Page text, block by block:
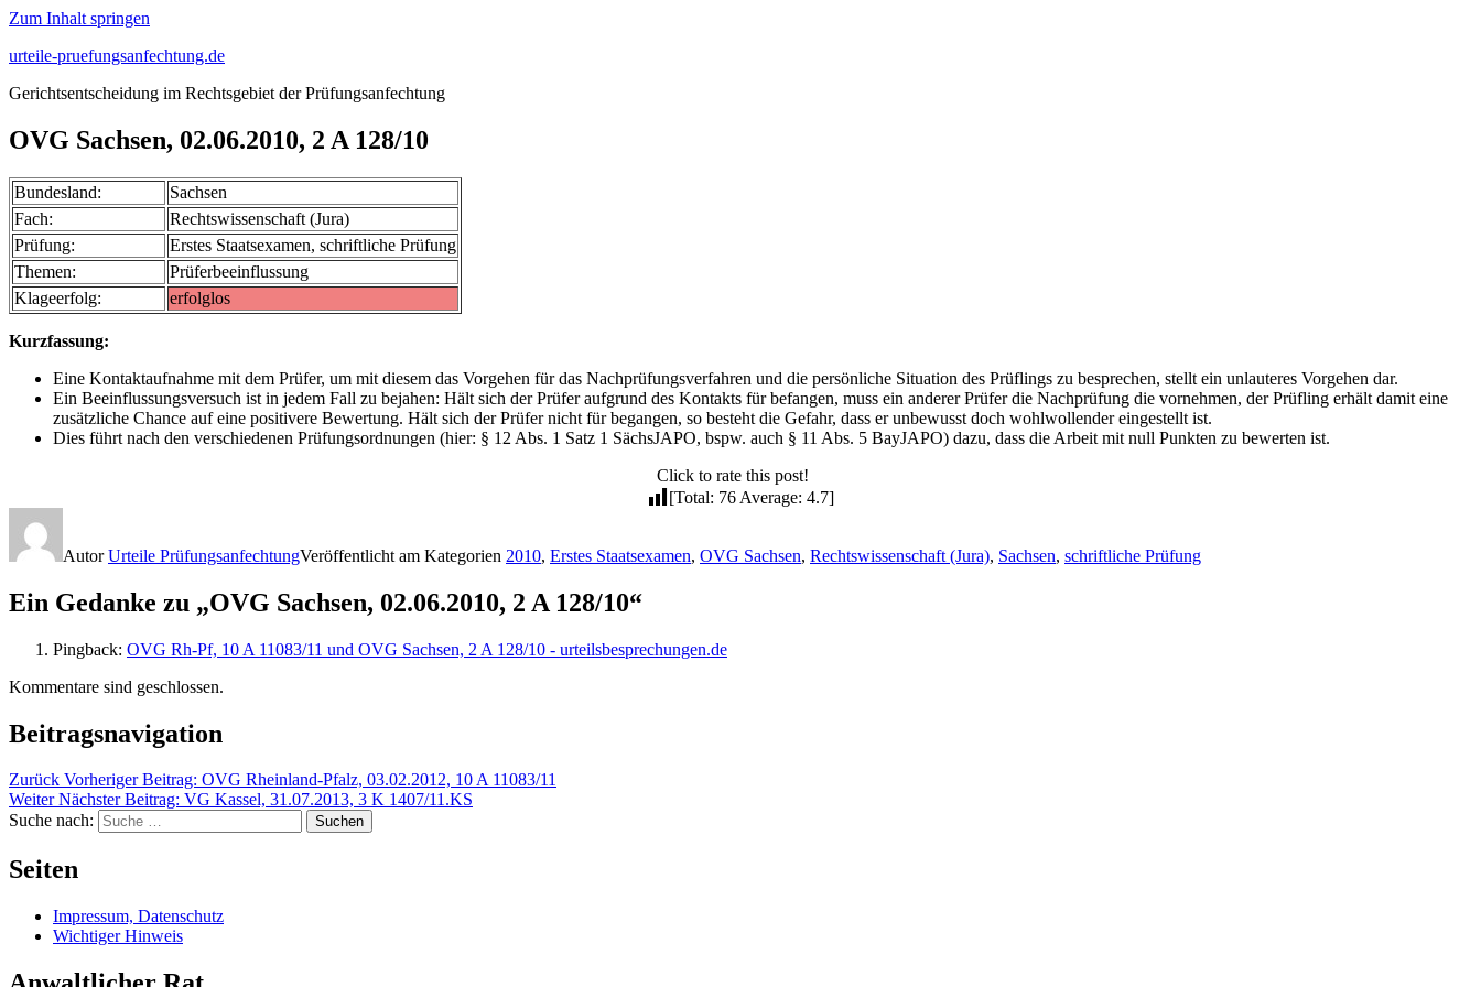
Zum Inhalt springen
urteile-pruefungsanfechtung.de
Gerichtsentscheidung im Rechtsgebiet der Prüfungsanfechtung
OVG Sachsen, 02.06.2010, 2 A 128/10
Bundesland:
Sachsen
Fach:
Rechtswissenschaft (Jura)
Prüfung:
Erstes Staatsexamen, schriftliche Prüfung
Themen:
Prüferbeeinflussung
Klageerfolg:
erfolglos
Kurzfassung:
Eine Kontaktaufnahme mit dem Prüfer, um mit diesem das Vorgehen für das Nachprüfungsverfahren und die persönliche Situation des Prüflings zu besprechen, stellt ein unlauteres Vorgehen dar.
Ein Beeinflussungsversuch ist in jedem Fall zu bejahen: Hält sich der Prüfer aufgrund des Kontakts für befangen, muss ein anderer Prüfer die Nachprüfung die vornehmen, der Prüfling erhält damit eine
zusätzliche Chance auf eine positivere Bewertung. Hält sich der Prüfer nicht für begangen, so besteht die Gefahr, dass er unbewusst doch wohlwollender eingestellt ist.
Dies führt nach den verschiedenen Prüfungsordnungen (hier: § 12 Abs. 1 Satz 1 SächsJAPO, bspw. auch § 11 Abs. 5 BayJAPO) dazu, dass die Arbeit mit null Punkten zu bewerten ist.
Click to rate this post!
[Total: 76 Average: 4.7]
AutorUrteile PrüfungsanfechtungVeröffentlicht am Kategorien 2010, Erstes Staatsexamen, OVG Sachsen, Rechtswissenschaft (Jura), Sachsen, schriftliche Prüfung
Ein Gedanke zu „OVG Sachsen, 02.06.2010, 2 A 128/10“
Pingback: OVG Rh-Pf, 10 A 11083/11 und OVG Sachsen, 2 A 128/10 - urteilsbesprechungen.de
Kommentare sind geschlossen.
Beitragsnavigation
Zurück Vorheriger Beitrag: OVG Rheinland-Pfalz, 03.02.2012, 10 A 11083/11
Weiter Nächster Beitrag: VG Kassel, 31.07.2013, 3 K 1407/11.KS
Suche nach:
Suchen
Seiten
Impressum, Datenschutz
Wichtiger Hinweis